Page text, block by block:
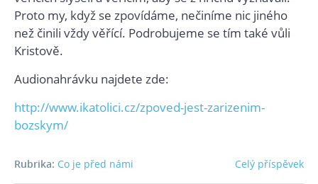
Proto my, když se zpovídáme, nečiníme nic jiného
než činili vždy věřící. Podrobujeme se tím také vůli
Kristově.
Audionahrávku najdete zde:
http://www.ikatolici.cz/zpoved-jest-zarizenim-
bozskym/
Celý příspěvek
Rubrika: Co je před námi